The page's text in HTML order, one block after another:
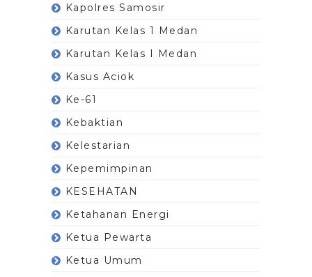
Kapolres Samosir
Karutan Kelas 1 Medan
Karutan Kelas I Medan
Kasus Aciok
Ke-61
Kebaktian
Kelestarian
Kepemimpinan
KESEHATAN
Ketahanan Energi
Ketua Pewarta
Ketua Umum